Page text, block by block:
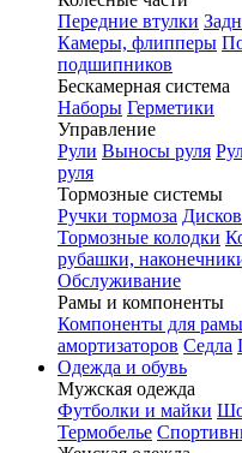
Передние втулки
Камеры, флипперы
подшипников
Бескамерная система
Наборы Герметики
Управление
Рули Выносы руля
руля
Тормозные системы
Ручки тормоза
Тормозные колодки
рубашки,
Обслуживание
Рамы и компоненты
Компоненты для рамы
амортизаторов Седла
Одежда и обувь
Мужская одежда
Футболки и майки
Термобелье